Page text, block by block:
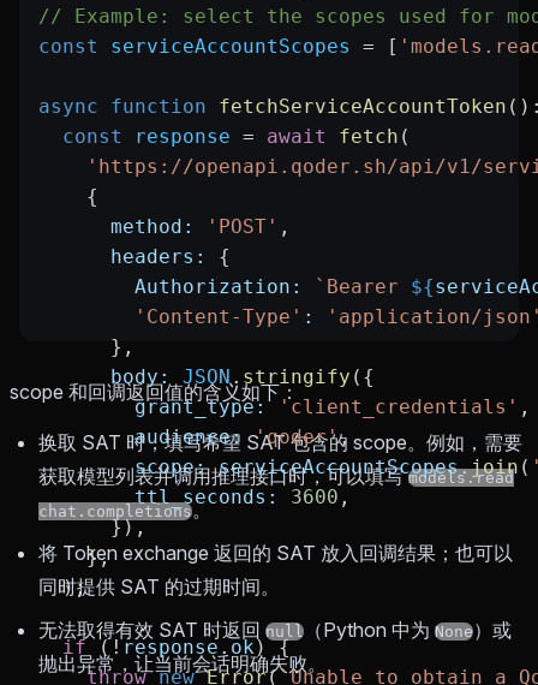
// Example: select the scopes used for
const
serviceAccountScopes = [
async function fetchServiceAccountToken ()
  const
response = await fetch (
'https://openapi.qoder.sh/api/v1/
    {
      method:
'POST' ,
      headers:
{
        Authorization:
`Bearer ${
        'Content-Type'
:
'application/
      },
      body:
JSON. stringify ({
        grant_type:
'client_credentials' ,
        audience:
'qoder',
        scope:
serviceAccountScopes.join (
        ttl_seconds:
3600 ,
      }),
    },
  );
  if
( ! response . ok) {
    throw
new Error(`Unable to obtain a
scope 和回调返回值的含义如下：
换取 SAT 时，填写希望 SAT 包含的 scope。例如，需要
获取模型列表并调用推理接口时，可以填写models.read
chat.completions。
将 Token exchange 返回的 SAT 放入回调结果；也可以
同时提供 SAT 的过期时间。
无法取得有效 SAT 时返回 null （Python 中为 None）或
抛出异常，让当前会话明确失败。